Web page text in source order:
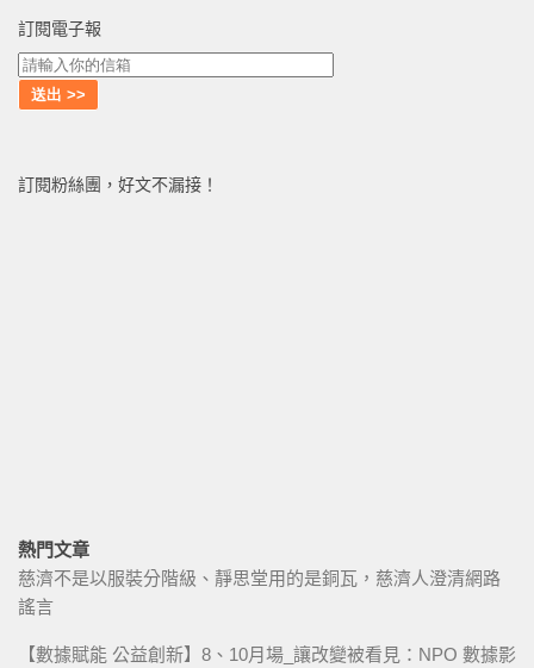
訂閱電子報
訂閱粉絲團，好文不漏接！
熱門文章
慈濟不是以服裝分階級、靜思堂用的是銅瓦，慈濟人澄清網路
謠言
【數據賦能 公益創新】8、10月場_讓改變被看見：NPO 數據影